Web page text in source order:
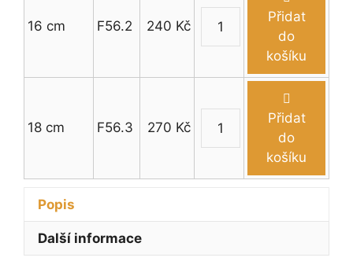
18
množství
16 cm F56.2 240 Kč
Figurka
pétanque
14
18
množství
Přidat
do
košíku
18 cm F56.3 270 Kč
Figurka
pétanque
14
množství
Přidat
do
košíku
Popis
Další informace